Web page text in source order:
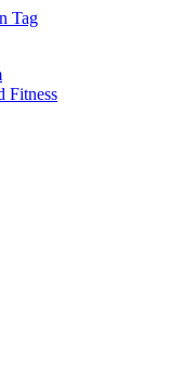
Tag
Fitness